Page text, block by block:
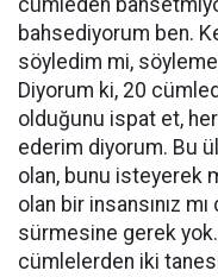
cümleden
bahsediyorum ben.
söyledim mi,
Diyorum ki, 20
olduğunu ispat et,
ederim diyorum. Bu
olan, bunu isteyerek
olan bir insansınız
sürmesine gerek
cümlelerden iki